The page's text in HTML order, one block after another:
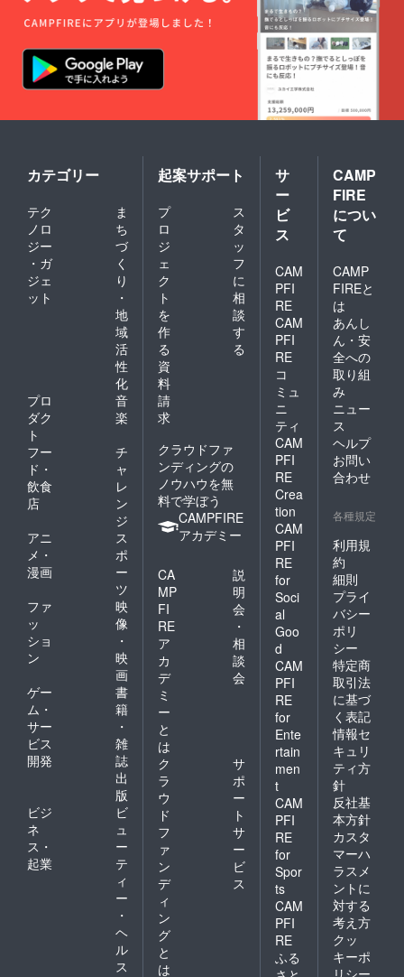
カテゴリー
テク
ノロ
ジー
・ガ
ジェ
ット
ま
ち
づ
く
り
・
地
域
活
性
化
プロ
ダク
ト
音
楽
フー
ド・
飲食
店
チ
ャ
レ
ン
ジ
アニ
メ・
漫画
ス
ポ
ー
ツ
ファ
ッ
ショ
ン
映
像
・
映
画
ゲー
ム・
サー
ビス
開発
書
籍
・
雑
誌
出
版
ビジ
ネ
ス・
起業
ビ
ュ
ー
テ
ィ
ー
・
ヘ
ル
ス
起案サポート
プ
ロ
ジ
ェ
ク
ト
を
作
る
ス
タ
ッ
フ
に
相
談
す
る
資
料
請
求
クラウドファ
ンディングの
ノウハウを無
料で学ぼう
CAMPFIRE
アカデミー
CA
MP
FI
RE
ア
カ
デ
ミ
ー
と
は
説
明
会
・
相
談
会
ク
ラ
ウ
ド
フ
ァ
ン
デ
ィ
ン
グ
と
は
サ
ポ
ー
ト
サ
ー
ビ
ス
サ
ー
ビ
ス
CAM
PFI
RE
CAM
PFI
RE
コ
ミュ
ニ
ティ
CAM
PFI
RE
Crea
tion
CAM
PFI
RE
for
Soci
al
Goo
d
CAM
PFI
RE
for
Ente
rtain
men
t
CAM
PFI
RE
for
Spor
ts
CAM
PFI
RE
ふる
CAMP
FIRE
につい
て
CAMP
FIREと
は
あんし
ん・安
全への
取り組
み
ニュー
ス
ヘルプ
お問い
合わせ
各種規定
利用規
約
細則
プライ
バシー
ポリ
シー
特定商
取引法
に基づ
く表記
情報セ
キュリ
ティ方
針
反社基
本方針
カスタ
マーハ
ラスメ
ントに
対する
考え方
クッ
キーポ
リシー